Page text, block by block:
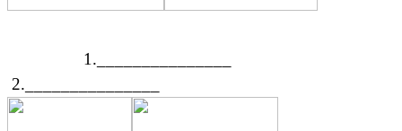
1._______________
2._______________